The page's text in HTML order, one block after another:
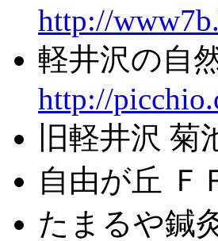
http://
軽井沢の自
http://
旧軽井沢
自由が丘 Ｆ
たまるや鍼